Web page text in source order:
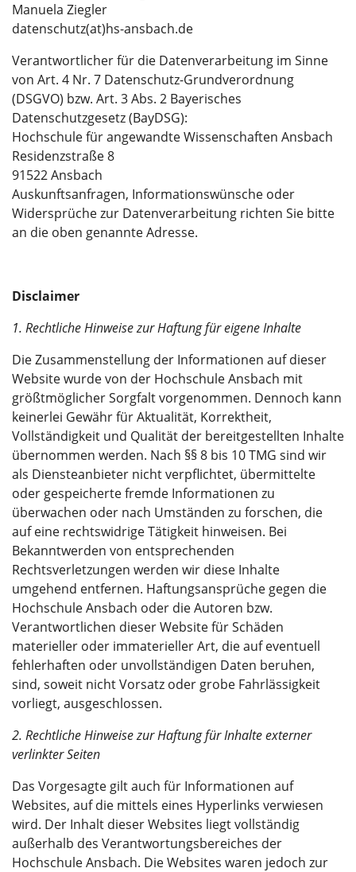
Manuela Ziegler
datenschutz(at)hs-ansbach.de
Verantwortlicher für die Datenverarbeitung im Sinne
von Art. 4 Nr. 7 Datenschutz-Grundverordnung
(DSGVO) bzw. Art. 3 Abs. 2 Bayerisches
Datenschutzgesetz (BayDSG):
Hochschule für angewandte Wissenschaften Ansbach
Residenzstraße 8
91522 Ansbach
Auskunftsanfragen, Informationswünsche oder
Widersprüche zur Datenverarbeitung richten Sie bitte
an die oben genannte Adresse.
Disclaimer
1. Rechtliche Hinweise zur Haftung für eigene Inhalte
Die Zusammenstellung der Informationen auf dieser
Website wurde von der Hochschule Ansbach mit
größtmöglicher Sorgfalt vorgenommen. Dennoch kann
keinerlei Gewähr für Aktualität, Korrektheit,
Vollständigkeit und Qualität der bereitgestellten Inhalte
übernommen werden. Nach §§ 8 bis 10 TMG sind wir
als Diensteanbieter nicht verpflichtet, übermittelte
oder gespeicherte fremde Informationen zu
überwachen oder nach Umständen zu forschen, die
auf eine rechtswidrige Tätigkeit hinweisen. Bei
Bekanntwerden von entsprechenden
Rechtsverletzungen werden wir diese Inhalte
umgehend entfernen. Haftungsansprüche gegen die
Hochschule Ansbach oder die Autoren bzw.
Verantwortlichen dieser Website für Schäden
materieller oder immaterieller Art, die auf eventuell
fehlerhaften oder unvollständigen Daten beruhen,
sind, soweit nicht Vorsatz oder grobe Fahrlässigkeit
vorliegt, ausgeschlossen.
2. Rechtliche Hinweise zur Haftung für Inhalte externer
verlinkter Seiten
Das Vorgesagte gilt auch für Informationen auf
Websites, auf die mittels eines Hyperlinks verwiesen
wird. Der Inhalt dieser Websites liegt vollständig
außerhalb des Verantwortungsbereiches der
Hochschule Ansbach. Die Websites waren jedoch zur